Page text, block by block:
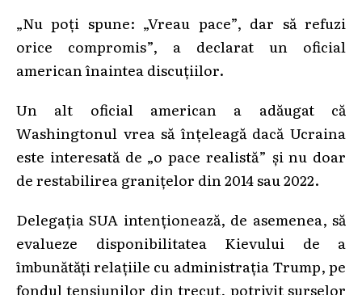
„Nu poți spune: „Vreau pace”, dar să refuzi
orice compromis”, a declarat un oficial
american înaintea discuțiilor.
Un alt oficial american a adăugat că
Washingtonul vrea să înțeleagă dacă Ucraina
este interesată de „o pace realistă” și nu doar
de restabilirea granițelor din 2014 sau 2022.
Delegația SUA intenționează, de asemenea, să
evalueze disponibilitatea Kievului de a
îmbunătăți relațiile cu administrația Trump, pe
fondul tensiunilor din trecut, potrivit surselor